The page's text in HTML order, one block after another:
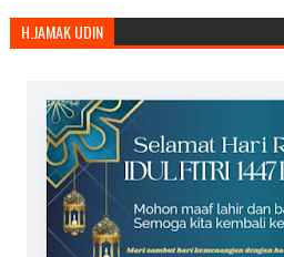
H.JAMAK UDIN